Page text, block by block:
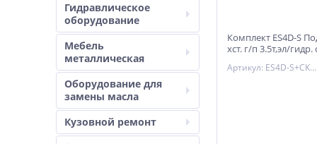
Гидравлическое
оборудование
Мебель
металлическая
Оборудование для
замены масла
Кузовной ремонт
Комплект ES4D-S
хст. г/п 3.5т,эл/гидр.
траверсой+СКО-1Л
Артикул: ES4D-S+СКО-1Л